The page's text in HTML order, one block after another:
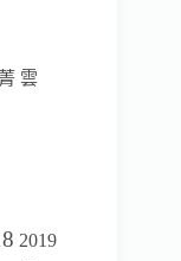
雲
2019